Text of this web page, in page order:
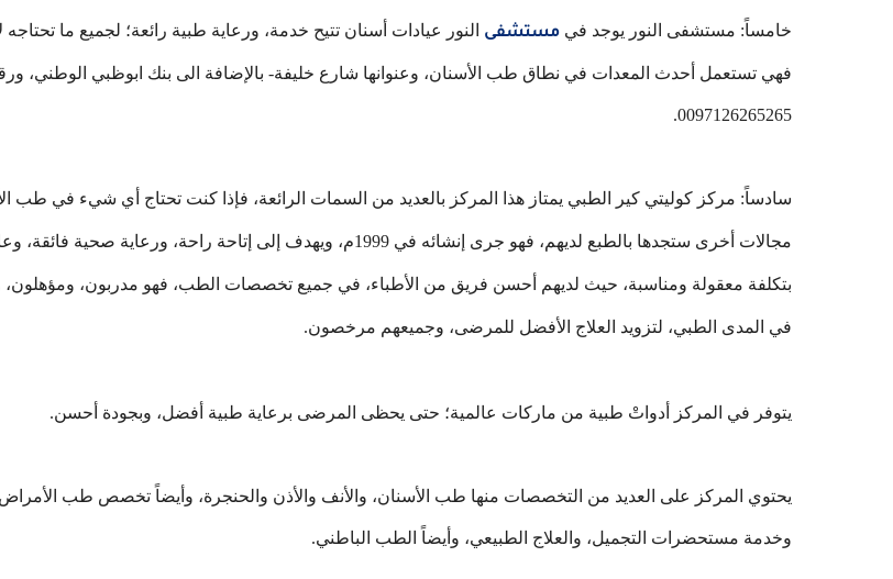
خامساً: مستشفى النور يوجد في مستشفى النور عيادات أسنان تتيح خدمة، ورعاية طبية رائعة؛ لجميع ما تحتاجه
فهي تستعمل أحدث المعدات في نطاق طب الأسنان، وعنوانها شارع خليفة- بالإضافة الى بنك ابوظبي الوطني،
0097126265265.
سادساً: مركز كوليتي كير الطبي يمتاز هذا المركز بالعديد من السمات الرائعة، فإذا كنت تحتاج أي شيء في طب
مجالات أخرى ستجدها بالطبع لديهم، فهو جرى إنشائه في 1999م، ويهدف إلى إتاحة راحة، ورعاية صحية
بتكلفة معقولة ومناسبة، حيث لديهم أحسن فريق من الأطباء، في جميع تخصصات الطب، فهو مدربون، ومؤهلون،
في المدى الطبي، لتزويد العلاج الأفضل للمرضى، وجميعهم مرخصون.
يتوفر في المركز أدواتْ طبية من ماركات عالمية؛ حتى يحظى المرضى برعاية طبية أفضل، وبجودة أحسن.
يحتوي المركز على العديد من التخصصات منها طب الأسنان، والأنف والأذن والحنجرة، وأيضاً تخصص طب الأمراض
وخدمة مستحضرات التجميل، والعلاج الطبيعي، وأيضاً الطب الباطني.